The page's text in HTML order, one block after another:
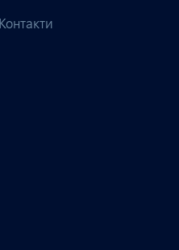
Контакти